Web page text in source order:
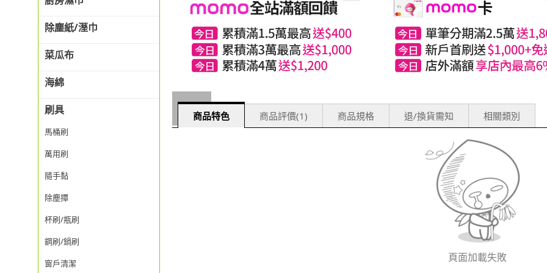
除塵紙/溼巾
菜瓜布
海綿
刷具
馬桶刷
萬用刷
隨手黏
除塵撢
杯刷/瓶刷
鋼刷/鍋刷
窗戶清潔
商品特色 商品評價(1) 商品規格 退/換貨需知 相關類別
頁面加載失敗